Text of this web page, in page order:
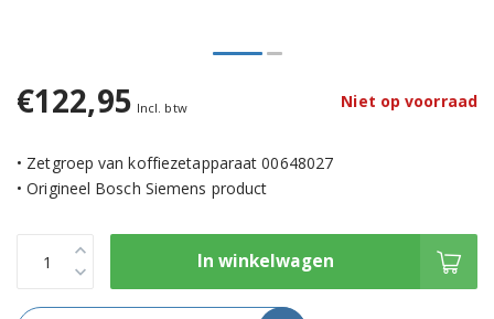
€122,95 Incl. btw Niet op voorraad
• Zetgroep van koffiezetapparaat 00648027
• Origineel Bosch Siemens product
In winkelwagen